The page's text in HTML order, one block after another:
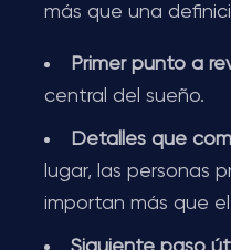
más que una
Primer punto a
central del sueño.
Detalles que
lugar, las personas
importan más que